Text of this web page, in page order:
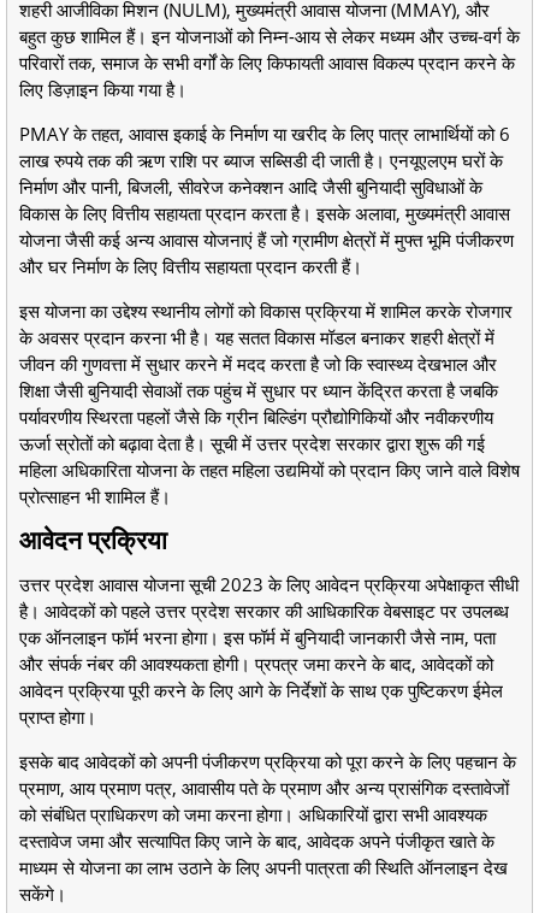
शहरी आजीविका मिशन (NULM), मुख्यमंत्री आवास योजना (MMAY), और
बहुत कुछ शामिल हैं। इन योजनाओं को निम्न-आय से लेकर मध्यम और उच्च-वर्ग के
परिवारों तक, समाज के सभी वर्गों के लिए किफायती आवास विकल्प प्रदान करने के
लिए डिज़ाइन किया गया है।
PMAY के तहत, आवास इकाई के निर्माण या खरीद के लिए पात्र लाभार्थियों को 6
लाख रुपये तक की ऋण राशि पर ब्याज सब्सिडी दी जाती है। एनयूएलएम घरों के
निर्माण और पानी, बिजली, सीवरेज कनेक्शन आदि जैसी बुनियादी सुविधाओं के
विकास के लिए वित्तीय सहायता प्रदान करता है। इसके अलावा, मुख्यमंत्री आवास
योजना जैसी कई अन्य आवास योजनाएं हैं जो ग्रामीण क्षेत्रों में मुफ्त भूमि पंजीकरण
और घर निर्माण के लिए वित्तीय सहायता प्रदान करती हैं।
इस योजना का उद्देश्य स्थानीय लोगों को विकास प्रक्रिया में शामिल करके रोजगार
के अवसर प्रदान करना भी है। यह सतत विकास मॉडल बनाकर शहरी क्षेत्रों में
जीवन की गुणवत्ता में सुधार करने में मदद करता है जो कि स्वास्थ्य देखभाल और
शिक्षा जैसी बुनियादी सेवाओं तक पहुंच में सुधार पर ध्यान केंद्रित करता है जबकि
पर्यावरणीय स्थिरता पहलों जैसे कि ग्रीन बिल्डिंग प्रौद्योगिकियों और नवीकरणीय
ऊर्जा स्रोतों को बढ़ावा देता है। सूची में उत्तर प्रदेश सरकार द्वारा शुरू की गई
महिला अधिकारिता योजना के तहत महिला उद्यमियों को प्रदान किए जाने वाले विशेष
प्रोत्साहन भी शामिल हैं।
आवेदन प्रक्रिया
उत्तर प्रदेश आवास योजना सूची 2023 के लिए आवेदन प्रक्रिया अपेक्षाकृत सीधी
है। आवेदकों को पहले उत्तर प्रदेश सरकार की आधिकारिक वेबसाइट पर उपलब्ध
एक ऑनलाइन फॉर्म भरना होगा। इस फॉर्म में बुनियादी जानकारी जैसे नाम, पता
और संपर्क नंबर की आवश्यकता होगी। प्रपत्र जमा करने के बाद, आवेदकों को
आवेदन प्रक्रिया पूरी करने के लिए आगे के निर्देशों के साथ एक पुष्टिकरण ईमेल
प्राप्त होगा।
इसके बाद आवेदकों को अपनी पंजीकरण प्रक्रिया को पूरा करने के लिए पहचान के
प्रमाण, आय प्रमाण पत्र, आवासीय पते के प्रमाण और अन्य प्रासंगिक दस्तावेजों
को संबंधित प्राधिकरण को जमा करना होगा। अधिकारियों द्वारा सभी आवश्यक
दस्तावेज जमा और सत्यापित किए जाने के बाद, आवेदक अपने पंजीकृत खाते के
माध्यम से योजना का लाभ उठाने के लिए अपनी पात्रता की स्थिति ऑनलाइन देख
सकेंगे।